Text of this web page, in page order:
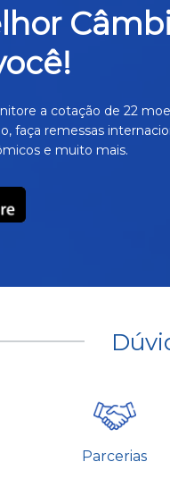
a cotação de 22
faça remessas
e muito mais.
Parcerias